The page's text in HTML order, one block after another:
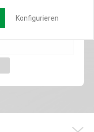
Konfigurieren